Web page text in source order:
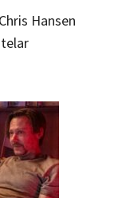
Hansen